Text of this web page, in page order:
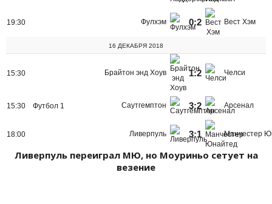
19:30 Фулхэм 0:2 Вест Хэм
16 ДЕКАБРЯ 2018
15:30 Брайтон энд Хоув 1:2 Челси
15:30 Футбол 1 Саутгемптон 3:2 Арсенал
18:00 Ливерпуль 3:1 Манчестер
Ливерпуль переиграл МЮ, но Моуриньо сетует на
везение